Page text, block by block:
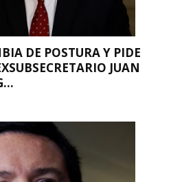
DE POSTURA Y PIDE
JUAN